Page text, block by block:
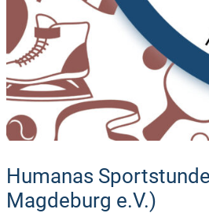
Humanas
Magdeburg e.V.)